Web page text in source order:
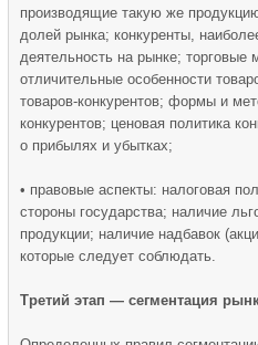
производящие такую же
долей рынка; кон­куренты,
деятель­ность на рынке; торговые
отличительные особенности
товаров-конкурентов; формы и
конкурен­тов; ценовая политика
о прибылях и убытках;
• правовые аспекты: налоговая
стороны государства; наличие
продукции; наличие надбавок
которые следует соблюдать.
Третий этап — сегментация